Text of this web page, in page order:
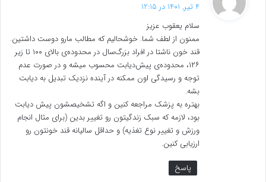
ت
:
4 تیر, 1401 در 12:15
سلام یعقوب عزیز
ممنون از لطف شما. خوشحالیم که مطالب مارو دوست داشتین.
قند خون ناشتا در افراد بزرگ‌سال در محدوده‌ی بالای ۱۰۰ تا زیر
۱۲۶، محدوده‌ی پیش‌دیابت محسوب میشه و در صورت عدم
توجه و رسیدگی اون ممکنه در آینده نزدیک تبدیل به دیابت
بشه.
بهتره به پزشک مراجعه کنین و اگه تشخیصشون پیش دیابت
بود، لازمه که سبک زندگیتون رو تغییر بدین (برای مثال انجام
ورزش و تغییر نوع تغذیه) و حداقل سالیانه قند خونتون رو
ارزیابی کنین.
پاسخ